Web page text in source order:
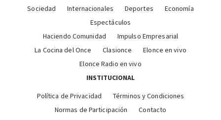
Sociedad
Internacionales Deportes
Economía
Espectáculos
Haciendo Comunidad
Impulso Empresarial
La Cocina del Once
Clasionce
Elonce en vivo
Elonce Radio en vivo
INSTITUCIONAL
Política de Privacidad
Términos y Condiciones
Normas de Participación
Contacto